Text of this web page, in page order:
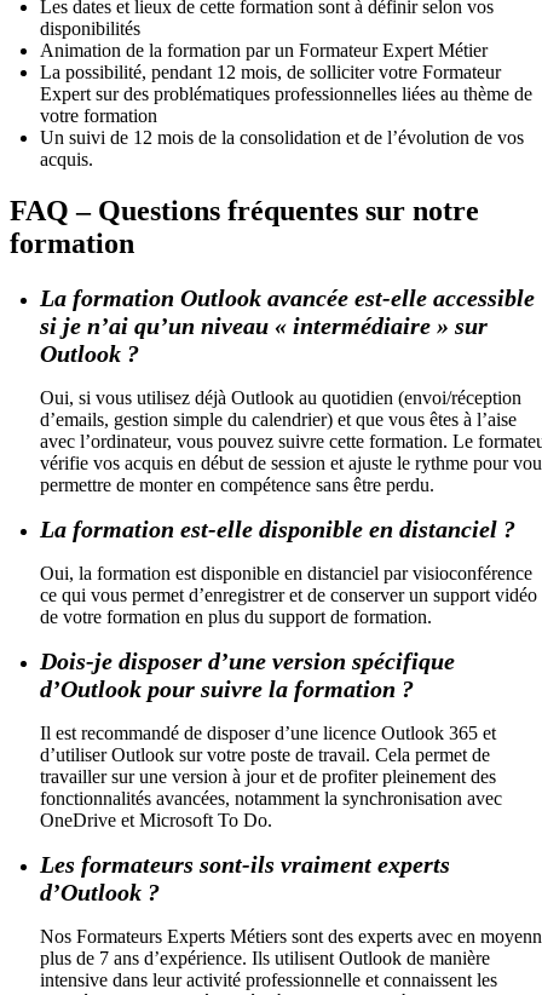
Les dates et lieux de cette formation sont à définir selon vos
disponibilités
Animation de la formation par un Formateur Expert Métier
La possibilité, pendant 12 mois, de solliciter votre Formateur
Expert sur des problématiques professionnelles liées au thème de
votre formation
Un suivi de 12 mois de la consolidation et de l’évolution de vos
acquis.
FAQ – Questions fréquentes sur notre
formation
La formation Outlook avancée est-elle accessible
si je n’ai qu’un niveau « intermédiaire » sur
Outlook ?
Oui, si vous utilisez déjà Outlook au quotidien (envoi/réception
d’emails, gestion simple du calendrier) et que vous êtes à l’aise
avec l’ordinateur, vous pouvez suivre cette formation. Le
vérifie vos acquis en début de session et ajuste le rythme pour
permettre de monter en compétence sans être perdu.
La formation est-elle disponible en distanciel ?
Oui, la formation est disponible en distanciel par visioconférence
ce qui vous permet d’enregistrer et de conserver un support vidéo
de votre formation en plus du support de formation.
Dois-je disposer d’une version spécifique
d’Outlook pour suivre la formation ?
Il est recommandé de disposer d’une licence Outlook 365 et
d’utiliser Outlook sur votre poste de travail. Cela permet de
travailler sur une version à jour et de profiter pleinement des
fonctionnalités avancées, notamment la synchronisation avec
OneDrive et Microsoft To Do.
Les formateurs sont-ils vraiment experts
d’Outlook ?
Nos Formateurs Experts Métiers sont des experts avec en
plus de 7 ans d’expérience. Ils utilisent Outlook de manière
intensive dans leur activité professionnelle et connaissent les